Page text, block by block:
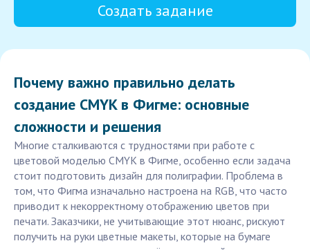
Создать задание
Почему важно правильно делать
создание CMYK в Фигме: основные
сложности и решения
Многие сталкиваются с трудностями при работе с
цветовой моделью CMYK в Фигме, особенно если задача
стоит подготовить дизайн для полиграфии. Проблема в
том, что Фигма изначально настроена на RGB, что часто
приводит к некорректному отображению цветов при
печати. Заказчики, не учитывающие этот нюанс, рискуют
получить на руки цветные макеты, которые на бумаге